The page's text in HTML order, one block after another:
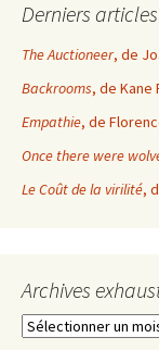
Derniers articles
The Auctioneer, de
Backrooms, de Kane
Empathie, de
Once there were
Le Coût de la virilité,
Archives
Archives